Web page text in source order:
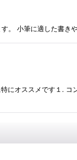
。 小筆に適した書き
オススメです１. コ